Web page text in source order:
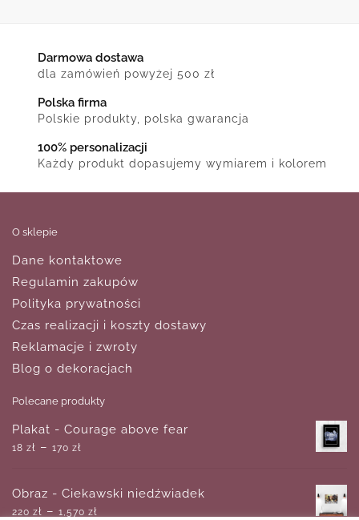
Darmowa dostawa
dla zamówień powyżej 500 zł
Polska firma
Polskie produkty, polska gwarancja
100% personalizacji
Każdy produkt dopasujemy wymiarem i kolorem
O sklepie
Dane kontaktowe
Regulamin zakupów
Polityka prywatności
Czas realizacji i koszty dostawy
Reklamacje i zwroty
Blog o dekoracjach
Polecane produkty
Plakat - Courage above fear
18 zł – 170 zł
Obraz - Ciekawski niedźwiadek
220 zł – 1,570 zł